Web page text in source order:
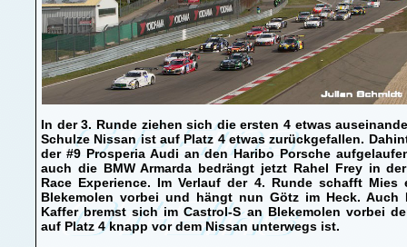
In der 3. Runde ziehen sich die ersten 4 etwas
Schulze Nissan ist auf Platz 4 etwas zurückgefallen.
der #9 Prosperia Audi an den Haribo Porsche
auch die BMW Armarda bedrängt jetzt Rahel Frey in
Race Experience. Im Verlauf der 4. Runde schafft Mies
Blekemolen vorbei und hängt nun Götz im Heck. Auch
Kaffer bremst sich im Castrol-S an Blekemolen vorbei
auf Platz 4 knapp vor dem Nissan unterwegs ist.